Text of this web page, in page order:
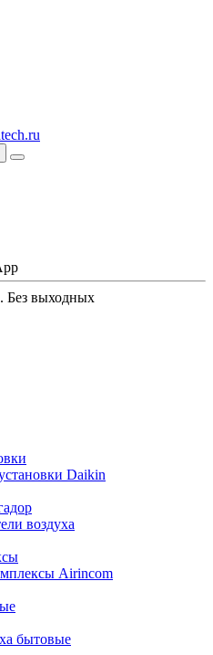
Без выходных
Daikin
воздуха
Airincom
бытовые